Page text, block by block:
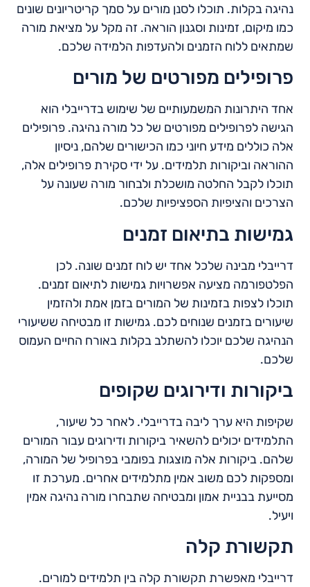
נהיגה בקלות. תוכלו לסנן מורים על סמך קריטריונים שונים
כמו מיקום, זמינות וסגנון הוראה. זה מקל על מציאת מורה
שמתאים ללוח הזמנים ולהעדפות הלמידה שלכם.
פרופילים מפורטים של מורים
אחד היתרונות המשמעותיים של שימוש בדרייבלי הוא
הגישה לפרופילים מפורטים של כל מורה נהיגה. פרופילים
אלה כוללים מידע חיוני כמו הכישורים שלהם, ניסיון
ההוראה וביקורות תלמידים. על ידי סקירת פרופילים אלה,
תוכלו לקבל החלטה מושכלת ולבחור מורה שעונה על
הצרכים והציפיות הספציפיות שלכם.
גמישות בתיאום זמנים
דרייבלי מבינה שלכל אחד יש לוח זמנים שונה. לכן
הפלטפורמה מציעה אפשרויות גמישות לתיאום זמנים.
תוכלו לצפות בזמינות של המורים בזמן אמת ולהזמין
שיעורים בזמנים שנוחים לכם. גמישות זו מבטיחה ששיעורי
הנהיגה שלכם יוכלו להשתלב בקלות באורח החיים העמוס
שלכם.
ביקורות ודירוגים שקופים
שקיפות היא ערך ליבה בדרייבלי. לאחר כל שיעור,
התלמידים יכולים להשאיר ביקורות ודירוגים עבור המורים
שלהם. ביקורות אלה מוצגות בפומבי בפרופיל של המורה,
ומספקות לכם משוב אמין מתלמידים אחרים. מערכת זו
מסייעת בבניית אמון ומבטיחה שתבחרו מורה נהיגה אמין
ויעיל.
תקשורת קלה
דרייבלי מאפשרת תקשורת קלה בין תלמידים למורים.